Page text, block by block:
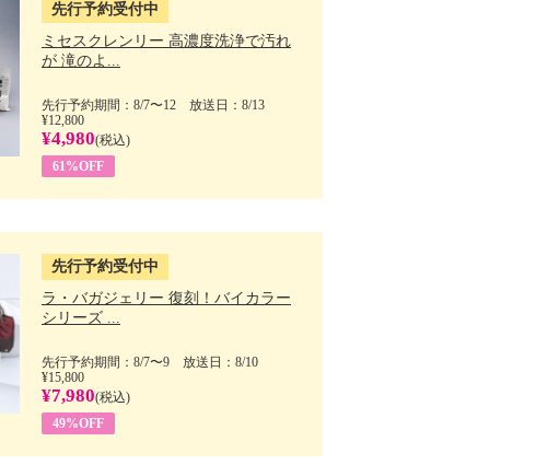
先行予約受付中
ミセスクレンリー 高濃度洗浄で汚れ
が 滝のよ...
先行予約期間：8/7〜12 放送日：8/13
¥12,800
¥4,980(税込)
61%OFF
先行予約受付中
ラ・バガジェリー 復刻！バイカラー
シリーズ ...
先行予約期間：8/7〜9 放送日：8/10
¥15,800
¥7,980(税込)
49%OFF